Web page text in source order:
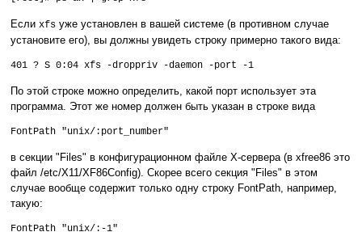
Если xfs уже установлен в вашей системе (в противном случае
установите его), вы должны увидеть строку примерно такого вида:
401 ? S 0:04 xfs -droppriv -daemon -port -1
По этой строке можно определить, какой порт использует эта
программа. Этот же номер должен быть указан в строке вида
FontPath "unix/:port_number"
в секции "Files" в конфигурационном файле X-сервера (в xfree86 это
файл /etc/X11/XF86Config). Скорее всего секция "Files" в этом
случае вообще содержит только одну строку FontPath, например,
такую:
FontPath "unix/:-1"